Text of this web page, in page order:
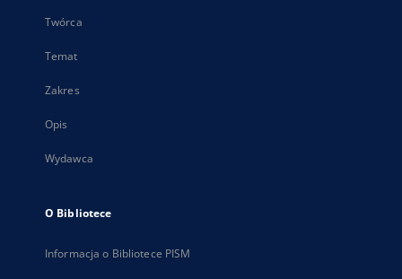
Twórca
Temat
Zakres
Opis
Wydawca
O Bibliotece
Informacja o Bibliotece PISM